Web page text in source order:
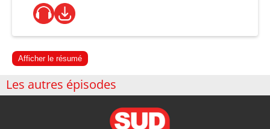
Afficher le résumé
Les autres épisodes